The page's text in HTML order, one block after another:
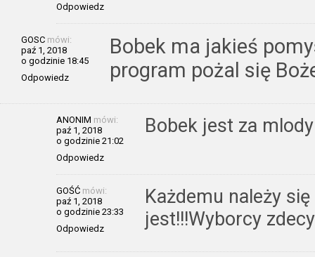
Odpowiedz
GOSC mówi:
paź 1, 2018
o godzinie 18:45
Odpowiedz
Bobek ma jakieś
program pożal się
ANONIM mówi:
paź 1, 2018
o godzinie 21:02
Odpowiedz
Bobek jest za
GOŚĆ mówi:
paź 1, 2018
o godzinie 23:33
Odpowiedz
Każdemu należy
jest!!!Wyborcy